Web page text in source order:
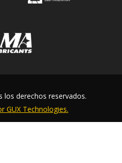
derechos reservados.
GUX Technologies.